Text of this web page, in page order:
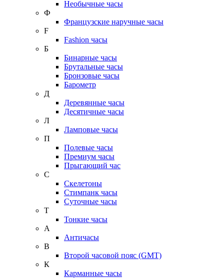
Необычные часы
Ф
Французские наручные часы
F
Fashion часы
Б
Бинарные часы
Брутальные часы
Бронзовые часы
Барометр
Д
Деревянные часы
Десятичные часы
Л
Ламповые часы
П
Полевые часы
Премиум часы
Прыгающий час
С
Скелетоны
Стимпанк часы
Суточные часы
Т
Тонкие часы
А
Античасы
В
Второй часовой пояс (GMT)
К
Карманные часы